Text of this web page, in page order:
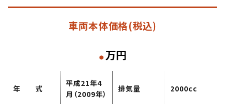
車両本体価格(税込)
.万円
年 式
平成21年4
月（2009年）
排気量 2000cc